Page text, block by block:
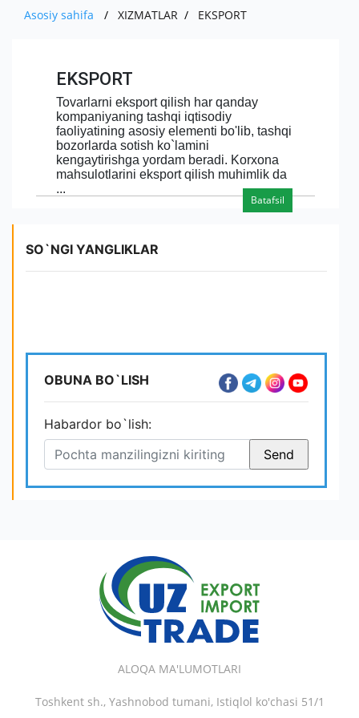
RAHBARIYAT
QISHLOQ XO'JALIGI MAHSULOTLARI
HISOBOTLAR
MUHIM FAKTLAR
AKSIYADORLAR UCHUN
ICHKI HUJJATLAR
QARORLAR
EKSPORT
AUTSORSING
KO'RGAZMALAR
YANGILIKLAR
MUROJAAT
YUR-JIS. SHAXSLAR MUROJAATI
KORRUPSIYAGA QARSHI KURASHISH
E'LONLAR
Asosiy sahifa XIZMATLAR EKSPORT
EKSPORT
Tovarlarni eksport qilish har qanday
kompaniyaning tashqi iqtisodiy
faoliyatining asosiy elementi bo'lib, tashqi
bozorlarda sotish ko`lamini
kengaytirishga yordam beradi. Korxona
mahsulotlarini eksport qilish muhimlik da
...
Batafsil
SO`NGI YANGLIKLAR
OBUNA BO`LISH
Habardor bo`lish:
ALOQA MA'LUMOTLARI
Toshkent sh., Yashnobod tumani, Istiqlol ko'chasi 51/1